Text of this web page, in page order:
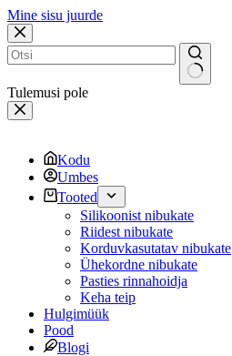
Mine sisu juurde
Tulemusi pole
Kodu
Umbes
Tooted
Silikoonist nibukate
Riidest nibukate
Korduvkasutatav nibukate
Ühekordne nibukate
Pasties rinnahoidja
Keha teip
Hulgimüük
Pood
Blogi